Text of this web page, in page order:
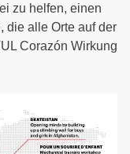
zu helfen, einen
die alle Orte auf der
Corazón Wirkung